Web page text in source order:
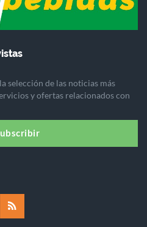
selección de las noticias más
y ofertas relacionados con